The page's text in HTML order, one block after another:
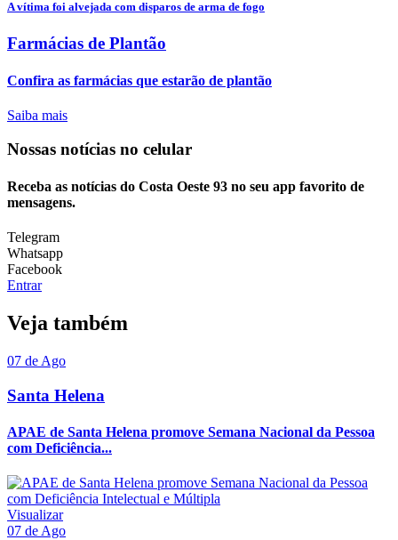
A vítima foi alvejada com disparos de arma de fogo
Farmácias de Plantão
Confira as farmácias que estarão de plantão
Saiba mais
Nossas notícias no celular
Receba as notícias do Costa Oeste 93 no seu app favorito de
mensagens.
Telegram
Whatsapp
Facebook
Entrar
Veja também
07 de Ago
Santa Helena
APAE de Santa Helena promove Semana Nacional da Pessoa
com Deficiência...
Visualizar
07 de Ago